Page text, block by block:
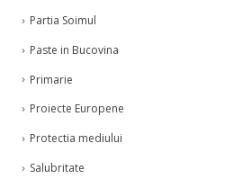
Partia Soimul
Paste in Bucovina
Primarie
Proiecte Europene
Protectia mediului
Salubritate